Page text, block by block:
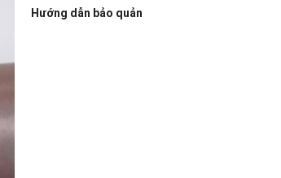
Hướng dẫn bảo quản